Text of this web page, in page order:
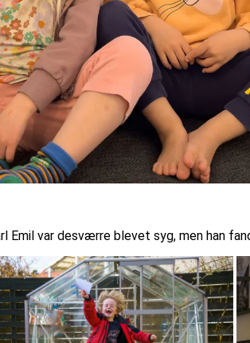
Emil var desværre blevet syg, men han